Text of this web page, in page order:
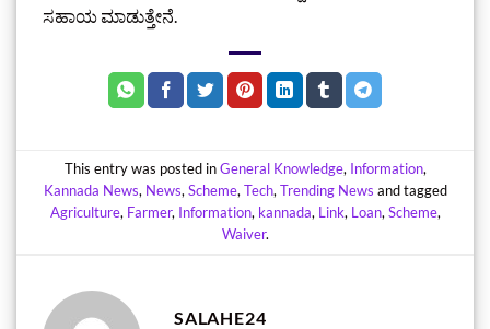
ಸಹಾಯ ಮಾಡುತ್ತೇನೆ.
This entry was posted inGeneral Knowledge, Information,
Kannada News, News, Scheme, Tech, Trending News and tagged
Agriculture, Farmer, Information, kannada, Link, Loan, Scheme,
Waiver.
SALAHE24